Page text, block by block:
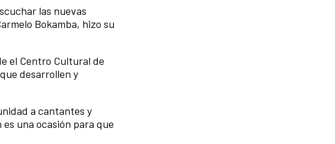
las nuevas
Bokamba, hizo su
el Centro Cultural de
desarrollen y
a cantantes y
una ocasión para que